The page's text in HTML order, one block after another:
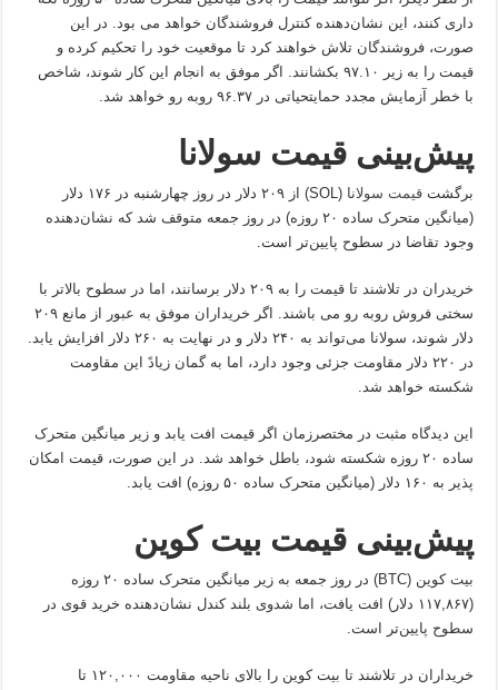
داری کنند، این نشان‌دهنده کنترل فروشندگان خواهد می بود. در این
صورت، فروشندگان تلاش خواهند کرد تا موقعیت خود را تحکیم کرده و
قیمت را به زیر ۹۷.۱۰ بکشانند. اگر موفق به انجام این کار شوند، شاخص
با خطر آزمایش مجدد حمایتحیاتی در ۹۶.۳۷ روبه رو خواهد شد.
پیش‌بینی قیمت سولانا
برگشتقیمت سولانا
(SOL) از ۲۰۹ دلار در روز چهارشنبه در ۱۷۶ دلار
(میانگین متحرک ساده ۲۰ روزه) در روز جمعه متوقف شد که نشان‌دهنده
وجود تقاضا در سطوح پایین‌تر است.
خریدران در تلاشند تا قیمت را به ۲۰۹ دلار برسانند، اما در سطوح بالاتر با
سختی فروش روبه رو می باشند. اگر خریداران موفق به عبور از مانع ۲۰۹
دلار شوند، سولانا می‌تواند به ۲۴۰ دلار و در نهایت به ۲۶۰ دلار افزایش یابد.
در ۲۲۰ دلار مقاومت جزئی وجود دارد، اما به گمان زیادً این مقاومت
شکسته خواهد شد.
این دیدگاه مثبت در مختصر‌زمان اگر قیمت افت یابد و زیر میانگین متحرک
ساده ۲۰ روزه شکسته شود، باطل خواهد شد. در این صورت، قیمت امکان
پذیر به ۱۶۰ دلار (میانگین متحرک ساده ۵۰ روزه) افت یابد.
پیش‌بینی قیمت بیت ‌کوین
بیت ‌کوین (BTC) در روز جمعه به زیر میانگین متحرک ساده ۲۰ روزه
(۱۱۷,۸۶۷ دلار) افت یافت، اما شدوی بلند کندل نشان‌دهنده خرید قوی در
سطوح پایین‌تر است.
خریداران در تلاشند تا بیت کوین را بالای ناحیه مقاومت ۱۲۰,۰۰۰ تا